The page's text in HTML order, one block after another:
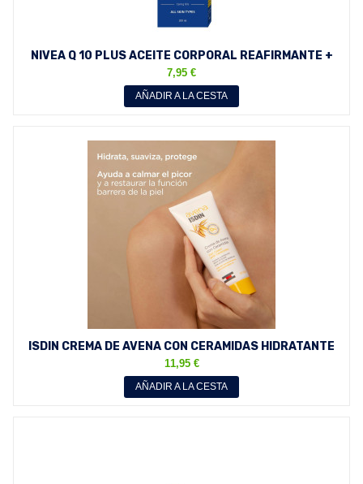
NIVEA Q 10 PLUS ACEITE CORPORAL REAFIRMANTE +
ANTIESTRÍAS...
7,95 €
AÑADIR A LA CESTA
ISDIN CREMA DE AVENA CON CERAMIDAS HIDRATANTE
REPARADORA...
11,95 €
AÑADIR A LA CESTA